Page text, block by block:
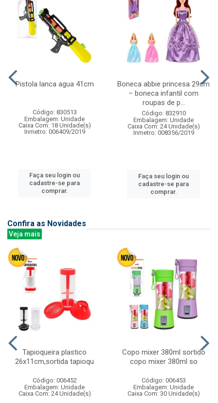
Pistola lanca agua 41cm
Código: 830513
Embalagem: Unidade
Caixa Com: 18 Unidade(s)
Inmetro: 006409/2019
Faça seu login ou
cadastre-se para
comprar.
Boneca abbie princesa 29cm
– boneca infantil com
roupas de p...
Código: 832910
Embalagem: Unidade
Caixa Com: 24 Unidade(s)
Inmetro: 008356/2019
Faça seu login ou
cadastre-se para
comprar.
Confira as Novidades
Veja mais
Tapioqueira plastico
26x11cm,sortida tapioqu
Código: 006452
Embalagem: Unidade
Caixa Com: 24 Unidade(s)
Copo mixer 380ml sortido
copo mixer 380ml so
Código: 006453
Embalagem: Unidade
Caixa Com: 30 Unidade(s)